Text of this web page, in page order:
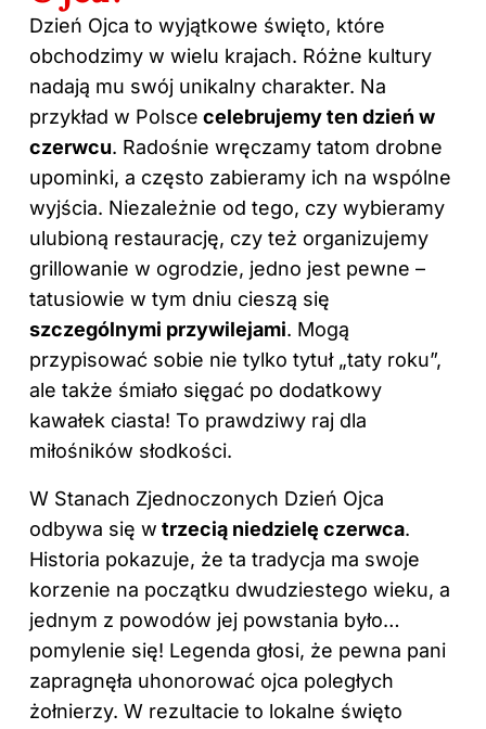
Dzień Ojca to wyjątkowe święto, które
obchodzimy w wielu krajach. Różne kultury
nadają mu swój unikalny charakter. Na
przykład w Polsce celebrujemy ten dzień w
czerwcu. Radośnie wręczamy tatom drobne
upominki, a często zabieramy ich na wspólne
wyjścia. Niezależnie od tego, czy wybieramy
ulubioną restaurację, czy też organizujemy
grillowanie w ogrodzie, jedno jest pewne –
tatusiowie w tym dniu cieszą się
szczególnymi przywilejami. Mogą
przypisować sobie nie tylko tytuł „taty roku”,
ale także śmiało sięgać po dodatkowy
kawałek ciasta! To prawdziwy raj dla
miłośników słodkości.
W Stanach Zjednoczonych Dzień Ojca
odbywa się w trzecią niedzielę czerwca.
Historia pokazuje, że ta tradycja ma swoje
korzenie na początku dwudziestego wieku, a
jednym z powodów jej powstania było…
pomylenie się! Legenda głosi, że pewna pani
zapragnęła uhonorować ojca poległych
żołnierzy. W rezultacie to lokalne święto